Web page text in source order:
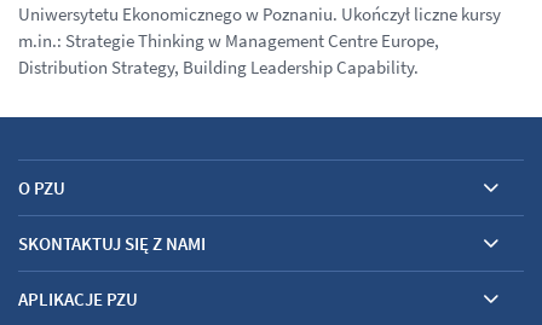
Uniwersytetu Ekonomicznego w Poznaniu. Ukończył liczne kursy
m.in.: Strategie Thinking w Management Centre Europe,
Distribution Strategy, Building Leadership Capability.
O PZU
SKONTAKTUJ SIĘ Z NAMI
APLIKACJE PZU